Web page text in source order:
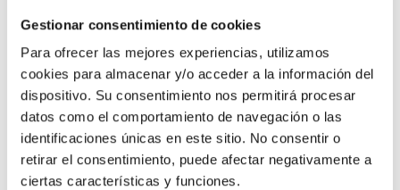
Gestionar consentimiento de cookies
Para ofrecer las mejores experiencias, utilizamos
cookies para almacenar y/o acceder a la información del
dispositivo. Su consentimiento nos permitirá procesar
datos como el comportamiento de navegación o las
identificaciones únicas en este sitio. No consentir o
retirar el consentimiento, puede afectar negativamente a
ciertas características y funciones.
Complemento Alimenticio para ayudar al descanso nocturno -
Netisum VPT 60 caps
11,31 €